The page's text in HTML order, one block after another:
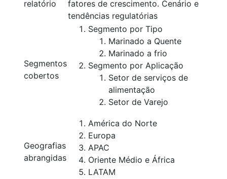
relatório
fatores de crescimento. Cenário e
tendências regulatórias
Segmentos
cobertos
Segmento por Tipo
Marinado a Quente
Marinado a frio
Segmento por Aplicação
Setor de serviços de
alimentação
Setor de Varejo
Geografias
abrangidas
América do Norte
Europa
APAC
Oriente Médio e África
LATAM